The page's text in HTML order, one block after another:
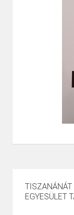
TISZANÁNÁT
EGYESÜLET